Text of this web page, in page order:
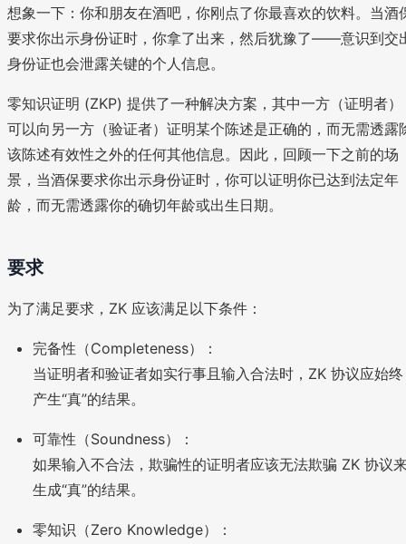
想象一下：你和朋友在酒吧，你刚点了你最喜欢的饮料。当酒
要求你出示身份证时，你拿了出来，然后犹豫了——意识到交
身份证也会泄露关键的个人信息。
零知识证明 (ZKP) 提供了一种解决方案，其中一方（证明者）
可以向另一方（验证者）证明某个陈述是正确的，而无需透露
该陈述有效性之外的任何其他信息。因此，回顾一下之前的场
景，当酒保要求你出示身份证时，你可以证明你已达到法定年
龄，而无需透露你的确切年龄或出生日期。
要求
为了满足要求，ZK 应该满足以下条件：
完备性（Completeness）：
当证明者和验证者如实行事且输入合法时，ZK 协议应始终
产生“真”的结果。
可靠性（Soundness）：
如果输入不合法，欺骗性的证明者应该无法欺骗 ZK 协议
生成“真”的结果。
零知识（Zero Knowledge）：